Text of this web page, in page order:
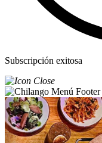
Subscripción exitosa